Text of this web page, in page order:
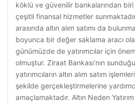
köklü ve güvenilir bankalarından
çeşitli finansal hizmetler
arasında altın alım satımı da
boyunca bir değer saklama aracı
günümüzde de yatırımcılar için
olmuştur. Ziraat Bankası’nın
yatırımcıların altın alım satım
şekilde gerçekleştirmelerine
amaçlamaktadır. Altın Neden